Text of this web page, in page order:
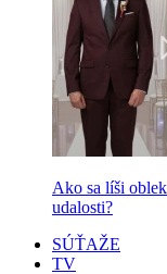
Ako sa líši
udalosti?
SÚŤAŽE
TV